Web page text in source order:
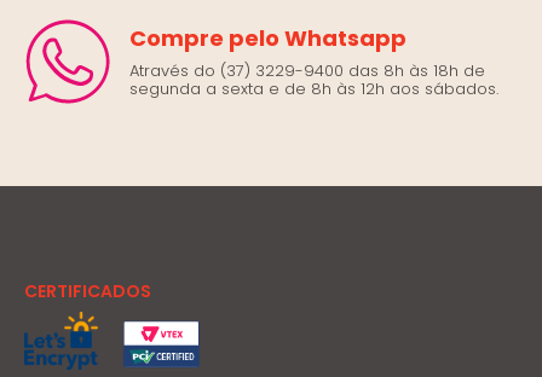
Compre pelo Whatsapp
Através do (37) 3229-9400 das 8h às 18h de
segunda a sexta e de 8h às 12h aos sábados.
CERTIFICADOS